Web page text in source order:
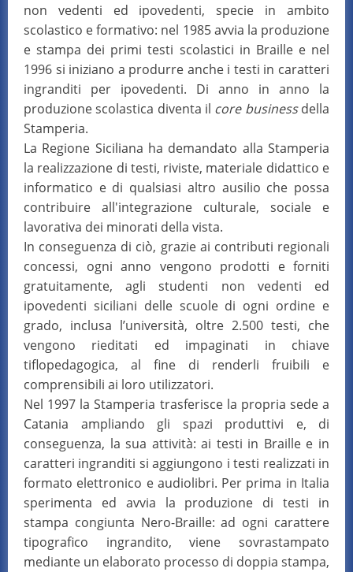
non vedenti ed ipovedenti, specie in ambito
scolastico e formativo: nel 1985 avvia la produzione
e stampa dei primi testi scolastici in Braille e nel
1996 si iniziano a produrre anche i testi in caratteri
ingranditi per ipovedenti. Di anno in anno la
produzione scolastica diventa il core businessdella
Stamperia.
La Regione Siciliana ha demandato alla Stamperia
la realizzazione di testi, riviste, materiale didattico e
informatico e di qualsiasi altro ausilio che possa
contribuire all'integrazione culturale, sociale e
lavorativa dei minorati della vista.
In conseguenza di ciò, grazie ai contributi regionali
concessi, ogni anno vengono prodotti e forniti
gratuitamente, agli studenti non vedenti ed
ipovedenti siciliani delle scuole di ogni ordine e
grado, inclusa l’università, oltre 2.500 testi, che
vengono rieditati ed impaginati in chiave
tiflopedagogica, al fine di renderli fruibili e
comprensibili ai loro utilizzatori.
Nel 1997 la Stamperia trasferisce la propria sede a
Catania ampliando gli spazi produttivi e, di
conseguenza, la sua attività: ai testi in Braille e in
caratteri ingranditi si aggiungono i testi realizzati in
formato elettronico e audiolibri. Per prima in Italia
sperimenta ed avvia la produzione di testi in
stampa congiunta Nero-Braille: ad ogni carattere
tipografico ingrandito, viene sovrastampato
mediante un elaborato processo di doppia stampa,